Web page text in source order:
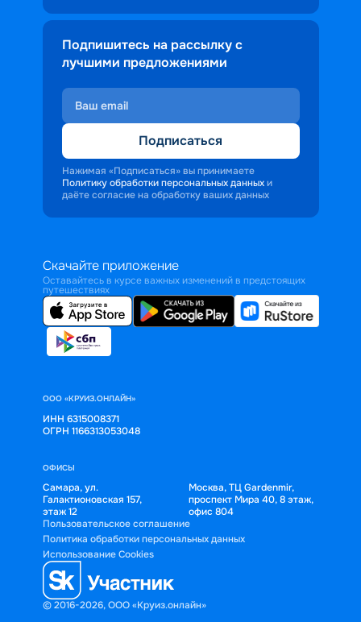
Подпишитесь на рассылку с
лучшими предложениями
Подписаться
Нажимая «Подписаться» вы принимаете
Политику обработки персональных данных и
даёте согласие на обработку ваших данных
Скачайте приложение
Оставайтесь в курсе важных изменений в предстоящих
путешествиях
ООО «КРУИЗ.ОНЛАЙН»
ИНН 6315008371
ОГРН 1166313053048
ОФИСЫ
Самара, ул.
Галактионовская 157,
этаж 12
Москва, ТЦ Gardenmir,
проспект Мира 40, 8 этаж,
офис 804
© 2016-2026, ООО «Круиз.онлайн»
Пользовательское соглашение
Политика обработки персональных данных
Использование Cookies